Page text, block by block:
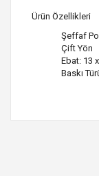
Ürün Özellikleri
Şeffaf
Çift Yön
Ebat: 13
Baskı